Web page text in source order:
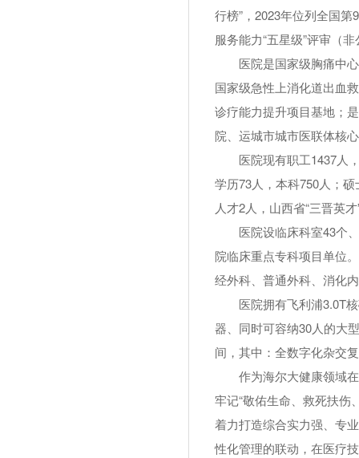
行榜”，2023年位列全国
服务能力“五星级”评审（
医院是国家级胸痛中
国家级急性上消化道出血
诊疗能力提升项目基地；
院、运城市城市医联体核
医院现有职工1437人
学历73人，本科750人；
人才2人，山西省“三晋英
医院设临床科室43个
院临床重点专科项目单位
经外科、普通外科、消化
医院拥有飞利浦3.0T
器、同时可容纳30人的大
间，其中：全数字化杂交
作为海尔大健康领域
牢记“敬佑生命、救死扶伤
着力打造综合实力强、专
性化管理的联动，在医疗